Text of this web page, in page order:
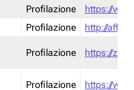
Profilazione
https://
Profilazione
http://
Profilazione https://
Profilazione https://